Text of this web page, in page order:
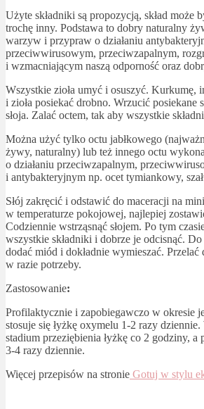
Użyte składniki są propozycją, skład może
trochę inny. Podstawa to dobry naturalny
warzyw i przypraw o działaniu
przeciwwirusowym, przeciwzapalnym,
i wzmacniającym naszą odporność oraz
Wszystkie zioła umyć i osuszyć. Kurkumę,
i zioła posiekać drobno. Wrzucić posiekane
słoja. Zalać octem, tak aby wszystkie
Można użyć tylko octu jabłkowego
żywy, naturalny) lub też innego octu
o działaniu przeciwzapalnym,
i antybakteryjnym np. ocet tymiankowy,
Słój zakręcić i odstawić do maceracji na
w temperaturze pokojowej, najlepiej
Codziennie wstrząsnąć słojem. Po tym
wszystkie składniki i dobrze je odcisnąć. Do
dodać miód i dokładnie wymieszać.
w razie potrzeby.
Zastosowanie:
Profilaktycznie i zapobiegawczo w okresie
stosuje się łyżkę oxymelu 1-2 razy
stadium przeziębienia łyżkę co 2 godziny, a
3-4 razy dziennie.
Więcej przepisów na stronie Gotuj w stylu